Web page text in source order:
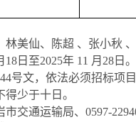
林美仙、陈超 、张小秋
18 日至2025年 1 1 月 28 日。
号文，依法必须招标项
得少于十 日。
市交通运输局、0597-